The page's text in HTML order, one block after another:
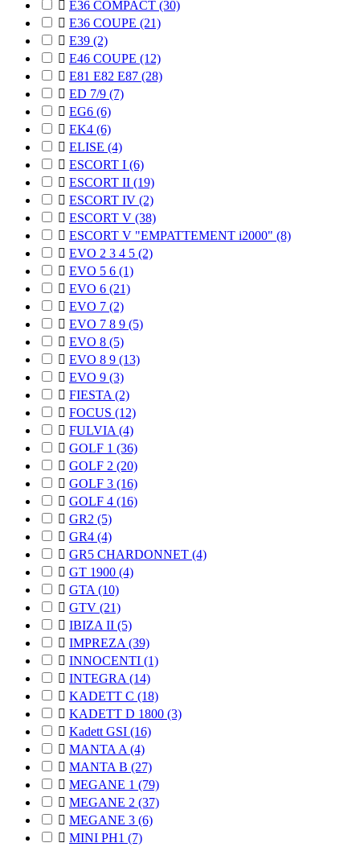
 E36 COMPACT (30)
 E36 COUPE (21)
 E39 (2)
 E46 COUPE (12)
 E81 E82 E87 (28)
 ED 7/9 (7)
 EG6 (6)
 EK4 (6)
 ELISE (4)
 ESCORT I (6)
 ESCORT II (19)
 ESCORT IV (2)
 ESCORT V (38)
 ESCORT V "EMPATTEMENT i2000" (8)
 EVO 2 3 4 5 (2)
 EVO 5 6 (1)
 EVO 6 (21)
 EVO 7 (2)
 EVO 7 8 9 (5)
 EVO 8 (5)
 EVO 8 9 (13)
 EVO 9 (3)
 FIESTA (2)
 FOCUS (12)
 FULVIA (4)
 GOLF 1 (36)
 GOLF 2 (20)
 GOLF 3 (16)
 GOLF 4 (16)
 GR2 (5)
 GR4 (4)
 GR5 CHARDONNET (4)
 GT 1900 (4)
 GTA (10)
 GTV (21)
 IBIZA II (5)
 IMPREZA (39)
 INNOCENTI (1)
 INTEGRA (14)
 KADETT C (18)
 KADETT D 1800 (3)
 Kadett GSI (16)
 MANTA A (4)
 MANTA B (27)
 MEGANE 1 (79)
 MEGANE 2 (37)
 MEGANE 3 (6)
 MINI PH1 (7)